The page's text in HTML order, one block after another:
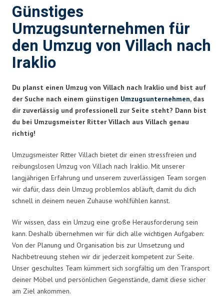
Günstiges
Umzugsunternehmen für
den Umzug von Villach nach
Iraklio
Du planst einen Umzug von Villach nach Iraklio und bist auf
der Suche nach einem günstigen Umzugsunternehmen, das
dir zuverlässig und professionell zur Seite steht? Dann bist
du bei Umzugsmeister Ritter Villach aus Villach genau
richtig!
Umzugsmeister Ritter Villach bietet dir einen stressfreien und
reibungslosen Umzug von Villach nach Iraklio. Mit unserer
langjährigen Erfahrung und unserem zuverlässigen Team sorgen
wir dafür, dass dein Umzug problemlos abläuft, damit du dich
schnell in deinem neuen Zuhause wohlfühlen kannst.
Wir wissen, dass ein Umzug eine große Herausforderung sein
kann. Deshalb übernehmen wir für dich alle wichtigen Aufgaben:
Von der Planung und Organisation bis zur Umsetzung und
Nachbetreuung stehen wir dir jederzeit kompetent zur Seite.
Unser geschultes Team kümmert sich sorgfältig um den Transport
deiner Möbel und persönlichen Gegenstände, damit diese sicher
am Ziel ankommen.